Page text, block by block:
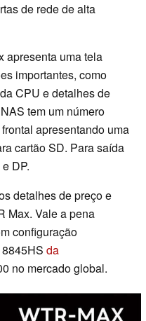
de rede de alta
apresenta uma tela
importantes, como
CPU e detalhes de
tem um número
apresentando uma
cartão SD. Para saída
DP.
detalhes de preço e
Max. Vale a pena
configuração
da
no mercado global.